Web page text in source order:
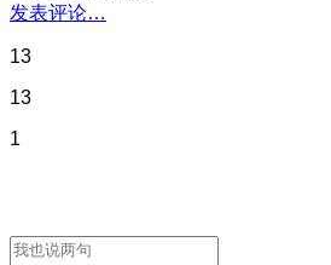
发表评论…
13
13
1